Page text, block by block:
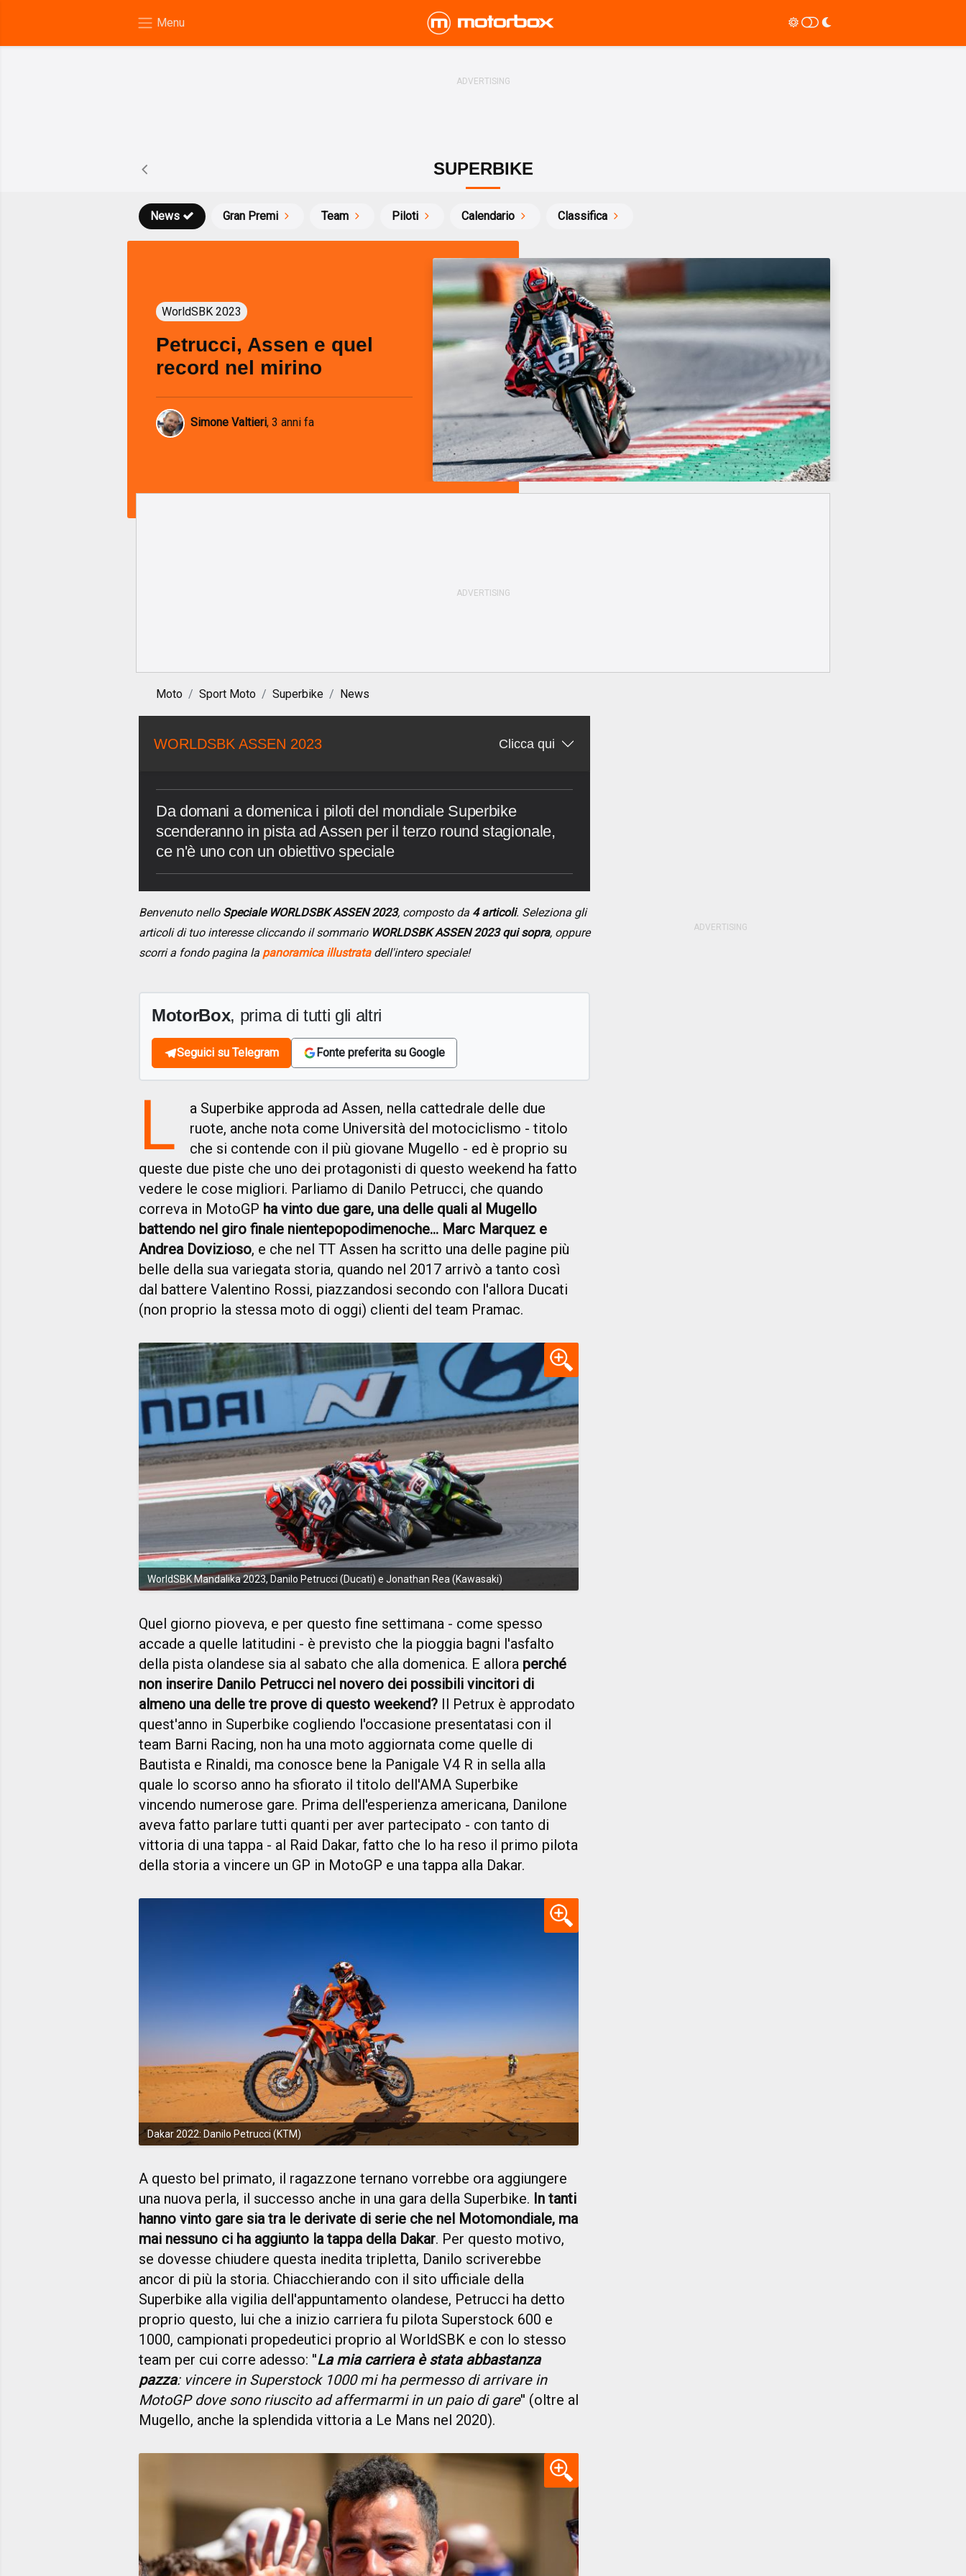
SUPERBIKE
News Gran Premi Team Piloti Calendario Classifica
WorldSBK 2023
Petrucci, Assen e quel
record nel mirino
Simone Valtieri, 3 anni fa
Moto Sport Moto Superbike News
WORLDSBK ASSEN 2023 Clicca qui
Da domani a domenica i piloti del mondiale Superbike
scenderanno in pista ad Assen per il terzo round stagionale,
ce n'è uno con un obiettivo speciale
Benvenuto nello Speciale WORLDSBK ASSEN 2023, composto da 4 articoli. Seleziona gli
articoli di tuo interesse cliccando il sommario WORLDSBK ASSEN 2023 qui sopra, oppure
scorri a fondo pagina la panoramica illustratadell'intero speciale!
MotorBox, prima di tutti gli altri
Seguici su Telegram Fonte preferita su Google
L
a Superbike approda ad Assen, nella cattedrale delle due
ruote, anche nota come Università del motociclismo - titolo
che si contende con il più giovane Mugello - ed è proprio su
queste due piste che uno dei protagonisti di questo weekend ha fatto
vedere le cose migliori. Parliamo di Danilo Petrucci, che quando
correva in MotoGP ha vinto due gare, una delle quali al Mugello
battendo nel giro finale nientepopodimenoche... Marc Marquez e
Andrea Dovizioso, e che nel TT Assen ha scritto una delle pagine più
belle della sua variegata storia, quando nel 2017 arrivò a tanto così
dal battere Valentino Rossi, piazzandosi secondo con l'allora Ducati
(non proprio la stessa moto di oggi) clienti del team Pramac.
WorldSBK Mandalika 2023, Danilo Petrucci (Ducati) e Jonathan Rea (Kawasaki)
Quel giorno pioveva, e per questo fine settimana - come spesso
accade a quelle latitudini - è previsto che la pioggia bagni l'asfalto
della pista olandese sia al sabato che alla domenica. E allora perché
non inserire Danilo Petrucci nel novero dei possibili vincitori di
almeno una delle tre prove di questo weekend? Il Petrux è approdato
quest'anno in Superbike cogliendo l'occasione presentatasi con il
team Barni Racing, non ha una moto aggiornata come quelle di
Bautista e Rinaldi, ma conosce bene la Panigale V4 R in sella alla
quale lo scorso anno ha sfiorato il titolo dell'AMA Superbike
vincendo numerose gare. Prima dell'esperienza americana, Danilone
aveva fatto parlare tutti quanti per aver partecipato - con tanto di
vittoria di una tappa - al Raid Dakar, fatto che lo ha reso il primo pilota
della storia a vincere un GP in MotoGP e una tappa alla Dakar.
Dakar 2022: Danilo Petrucci (KTM)
A questo bel primato, il ragazzone ternano vorrebbe ora aggiungere
una nuova perla, il successo anche in una gara della Superbike. In tanti
hanno vinto gare sia tra le derivate di serie che nel Motomondiale, ma
mai nessuno ci ha aggiunto la tappa della Dakar. Per questo motivo,
se dovesse chiudere questa inedita tripletta, Danilo scriverebbe
ancor di più la storia. Chiacchierando con il sito ufficiale della
Superbike alla vigilia dell'appuntamento olandese, Petrucci ha detto
proprio questo, lui che a inizio carriera fu pilota Superstock 600 e
1000, campionati propedeutici proprio al WorldSBK e con lo stesso
team per cui corre adesso: ''La mia carriera è stata abbastanza
pazza: vincere in Superstock 1000 mi ha permesso di arrivare in
MotoGP dove sono riuscito ad affermarmi in un paio di gare'' (oltre al
Mugello, anche la splendida vittoria a Le Mans nel 2020).